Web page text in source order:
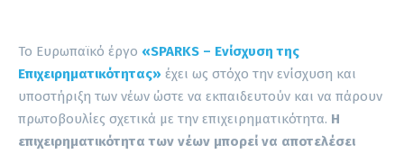
To Ευρωπαϊκό έργο «SPARKS – Ενίσχυση της
Επιχειρηματικότητας» έχει ως στόχο την ενίσχυση και
υποστήριξη των νέων ώστε να εκπαιδευτούν και να πάρουν
πρωτοβουλίες σχετικά με την επιχειρηματικότητα. Η
επιχειρηματικότητα των νέων μπορεί να αποτελέσει